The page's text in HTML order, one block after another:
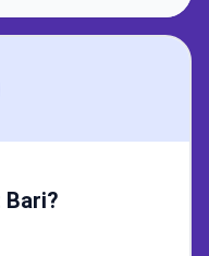
Bari?